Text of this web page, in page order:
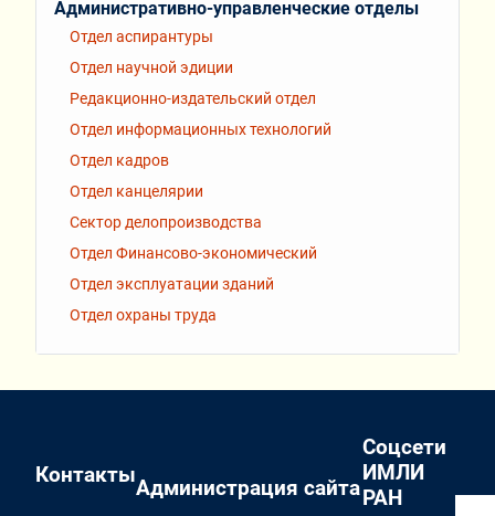
Административно-управленческие отделы
Отдел аспирантуры
Отдел научной эдиции
Редакционно-издательский отдел
Отдел информационных технологий
Отдел кадров
Отдел канцелярии
Сектор делопроизводства
Отдел Финансово-экономический
Отдел эксплуатации зданий
Отдел охраны труда
Контакты
Администрация сайта
Соцсети
ИМЛИ
РАН